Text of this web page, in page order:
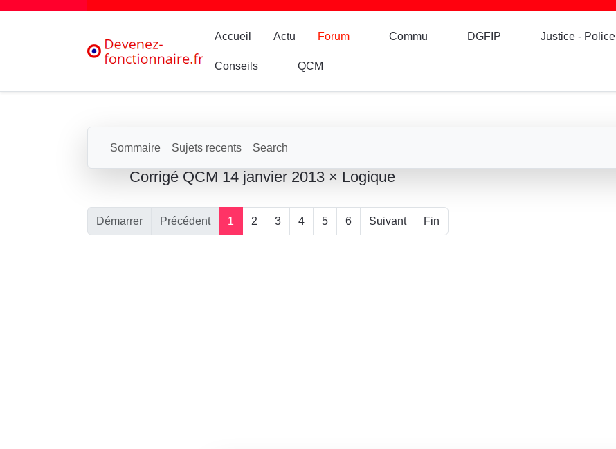
Accueil Actu Forum Commu DGFIP Justice - Police
Conseils QCM
Sommaire Sujets recents Search
Corrigé QCM 14 janvier 2013 × Logique
Démarrer Précédent 1 2 3 4 5 6 Suivant Fin